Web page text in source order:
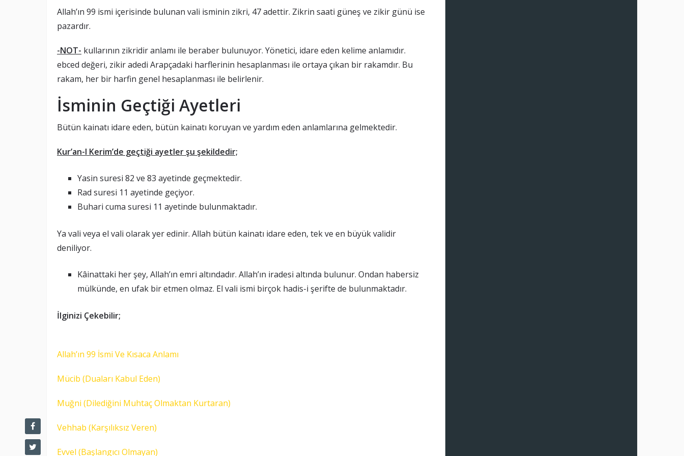
Allah’ın 99 ismi içerisinde bulunan vali isminin zikri, 47 adettir. Zikrin saati güneş ve zikir günü ise
pazardır.
-NOT- kullarının zikridir anlamı ile beraber bulunuyor. Yönetici, idare eden kelime anlamıdır.
ebced değeri, zikir adedi Arapçadaki harflerinin hesaplanması ile ortaya çıkan bir rakamdır. Bu
rakam, her bir harfin genel hesaplanması ile belirlenir.
İsminin Geçtiği Ayetleri
Bütün kainatı idare eden, bütün kainatı koruyan ve yardım eden anlamlarına gelmektedir.
Kur’an-I Kerim’de geçtiği ayetler şu şekildedir;
Yasin suresi 82 ve 83 ayetinde geçmektedir.
Rad suresi 11 ayetinde geçiyor.
Buhari cuma suresi 11 ayetinde bulunmaktadır.
Ya vali veya el vali olarak yer edinir. Allah bütün kainatı idare eden, tek ve en büyük validir
deniliyor.
Kâinattaki her şey, Allah’ın emri altındadır. Allah’ın iradesi altında bulunur. Ondan habersiz
mülkünde, en ufak bir etmen olmaz. El vali ismi birçok hadis-i şerifte de bulunmaktadır.
İlginizi Çekebilir;
Allah’ın 99 İsmi Ve Kısaca Anlamı
Mücib (Duaları Kabul Eden)
Muğni (Dilediğini Muhtaç Olmaktan Kurtaran)
Vehhab (Karşılıksız Veren)
Evvel (Başlangıcı Olmayan)